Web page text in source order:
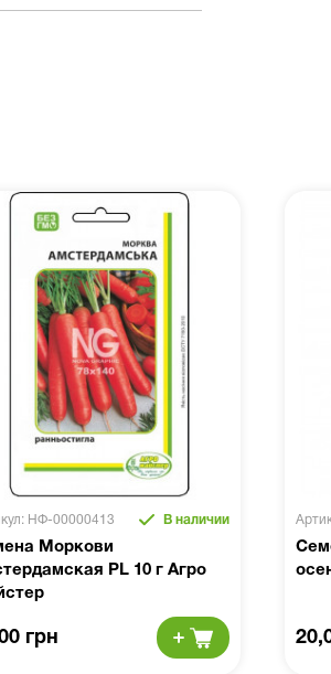
НФ-00000413 В наличии
Моркови
PL 10 г Агро
грн